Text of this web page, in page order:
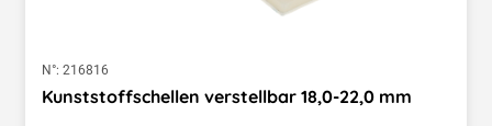
N°: 216816
Kunststoffschellen verstellbar 18,0-22,0 mm